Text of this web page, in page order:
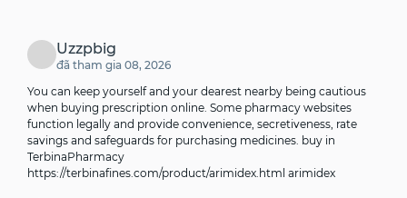
Uzzpbig
đã tham gia 08, 2026
You can keep yourself and your dearest nearby being cautious
when buying prescription online. Some pharmacy websites
function legally and provide convenience, secretiveness, rate
savings and safeguards for purchasing medicines. buy in
TerbinaPharmacy
https://terbinafines.com/product/arimidex.html arimidex